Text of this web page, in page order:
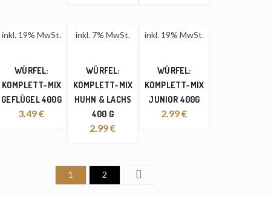
inkl. 19% MwSt.
WÜRFEL:
KOMPLETT-MIX
GEFLÜGEL 400G
3.49€
inkl. 7% MwSt.
WÜRFEL:
KOMPLETT-MIX
HUHN & LACHS
400 G
2.99€
inkl. 19% MwSt.
WÜRFEL:
KOMPLETT-MIX
JUNIOR 400G
2.99€
1 2 Next